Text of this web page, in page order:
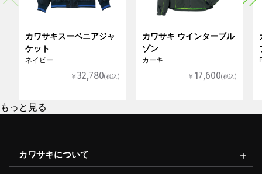
カワサキスーベニアジャ
ケット
ネイビー
￥32,780(税込)
カワサキ ウインターブル
ゾン
カーキ
￥ 17,600(税込)
もっと見る
カワサキについて